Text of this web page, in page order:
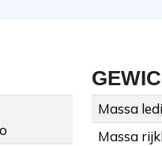
Massa
Massa